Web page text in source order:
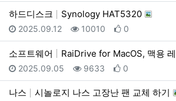
하드디스크 Synology HAT5320
등록일
2025.09.12 조회
10010 추천
0
소프트웨어 RaiDrive for MacOS, 맥용
등록일
2025.09.05 조회
9633 추천
0
나스 시놀로지 나스 고장난 팬 교체 하기